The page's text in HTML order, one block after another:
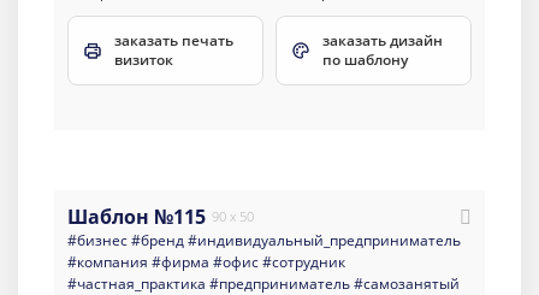
заказать печать
визиток
заказать дизайн
по шаблону
Шаблон №115 90 x 50
#бизнес#бренд#индивидуальный_предприниматель
#компания #фирма #офис#сотрудник
#частная_практика #предприниматель#самозанятый